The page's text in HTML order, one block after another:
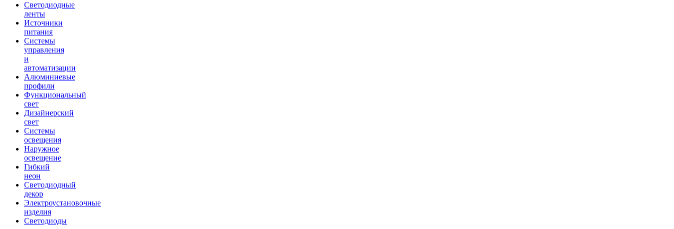
Светодиодные
ленты
Источники
питания
Системы
управления
и
автоматизации
Алюминиевые
профили
Функциональный
свет
Дизайнерский
свет
Системы
освещения
Наружное
освещение
Гибкий
неон
Светодиодный
декор
Электроустановочные
изделия
Светодиоды